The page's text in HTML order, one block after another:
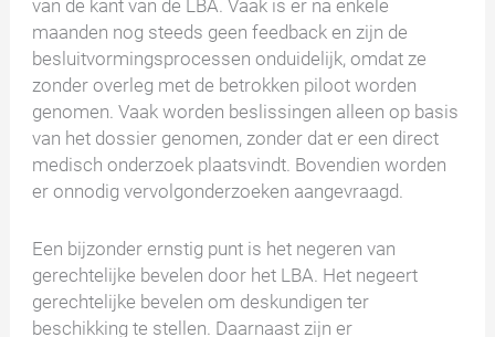
van de kant van de LBA. Vaak is er na enkele
maanden nog steeds geen feedback en zijn de
besluitvormingsprocessen onduidelijk, omdat ze
zonder overleg met de betrokken piloot worden
genomen. Vaak worden beslissingen alleen op basis
van het dossier genomen, zonder dat er een direct
medisch onderzoek plaatsvindt. Bovendien worden
er onnodig vervolgonderzoeken aangevraagd.
Een bijzonder ernstig punt is het negeren van
gerechtelijke bevelen door het LBA. Het negeert
gerechtelijke bevelen om deskundigen ter
beschikking te stellen. Daarnaast zijn er